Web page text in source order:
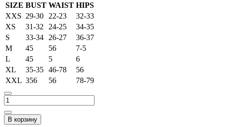
SIZE BUST WAIST HIPS
XXS 29-30 22-23
32-33
XS
31-32 24-25
34-35
S
33-34 26-27
36-37
M
45 56
7-5
L
45 5
6
XL
35-35 46-78
56
XXL 356 56 78-79
В корзину